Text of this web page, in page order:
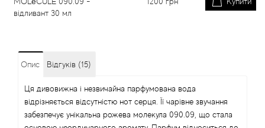
відливант 30 мл
Опис Відгуків (15)
Ця дивовижна і незвичайна парфумована вода
відрізняється відсутністю нот серця. Її чарівне звучання
забезпечує унікальна рожева молекула 090.09, що стала